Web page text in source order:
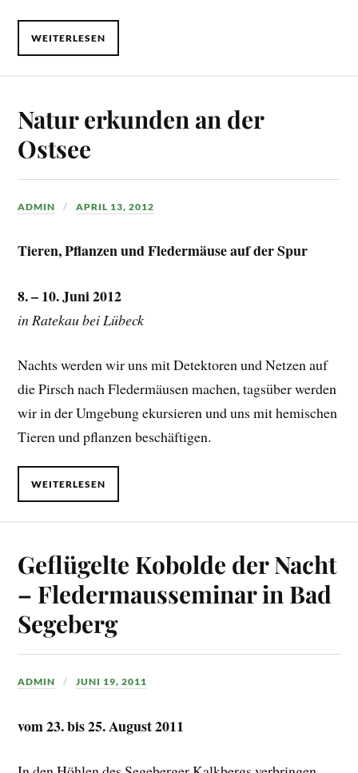
WEITERLESEN
Natur erkunden an der
Ostsee
ADMIN APRIL 13, 2012
Tieren, Pflanzen und Fledermäuse auf der Spur
8. – 10. Juni 2012
in Ratekau bei Lübeck
Nachts werden wir uns mit Detektoren und Netzen auf
die Pirsch nach Fledermäusen machen, tagsüber werden
wir in der Umgebung ekursieren und uns mit hemischen
Tieren und pflanzen beschäftigen.
WEITERLESEN
Geflügelte Kobolde der Nacht
– Fledermausseminar in Bad
Segeberg
ADMIN JUNI 19, 2011
vom 23. bis 25. August 2011